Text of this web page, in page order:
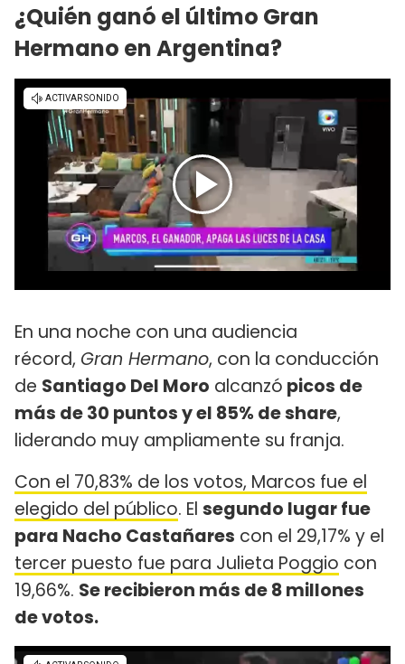
¿Quién ganó el último Gran
Hermano en Argentina?
En una noche con una audiencia
récord, Gran Hermano, con la conducción
de Santiago Del Moro alcanzó picos de
más de 30 puntos y el 85% de share,
liderando muy ampliamente su franja.
Con el 70,83% de los votos, Marcos fue el
elegido del público. El segundo lugar fue
para Nacho Castañares con el 29,17% y el
tercer puesto fue para Julieta Poggio con
19,66%. Se recibieron más de 8 millones
de votos.